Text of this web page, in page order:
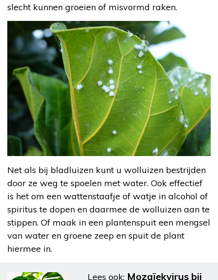
slecht kunnen groeien of misvormd raken.
Net als bij bladluizen kunt u wolluizen bestrijden
door ze weg te spoelen met water. Ook effectief
is het om een wattenstaafje of watje in alcohol of
spiritus te dopen en daarmee de wolluizen aan te
stippen. Of maak in een plantenspuit een mengsel
van water en groene zeep en spuit de plant
hiermee in.
Lees ook: Mozaïekvirus bij